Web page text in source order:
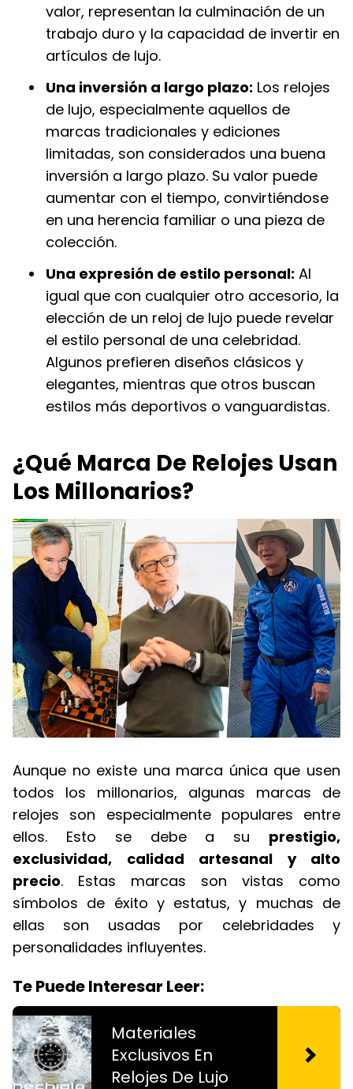
valor, representan la culminación de un
trabajo duro y la capacidad de invertir en
artículos de lujo.
Una inversión a largo plazo: Los relojes
de lujo, especialmente aquellos de
marcas tradicionales y ediciones
limitadas, son considerados una buena
inversión a largo plazo. Su valor puede
aumentar con el tiempo, convirtiéndose
en una herencia familiar o una pieza de
colección.
Una expresión de estilo personal: Al
igual que con cualquier otro accesorio, la
elección de un reloj de lujo puede revelar
el estilo personal de una celebridad.
Algunos prefieren diseños clásicos y
elegantes, mientras que otros buscan
estilos más deportivos o vanguardistas.
¿Qué Marca De Relojes Usan
Los Millonarios?
Aunque no existe una marca única que usen
todos los millonarios, algunas marcas de
relojes son especialmente populares entre
ellos. Esto se debe a su prestigio,
exclusividad, calidad artesanal y alto
precio. Estas marcas son vistas como
símbolos de éxito y estatus, y muchas de
ellas son usadas por celebridades y
personalidades influyentes.
Te Puede Interesar Leer:
Materiales
Exclusivos En
Relojes De Lujo